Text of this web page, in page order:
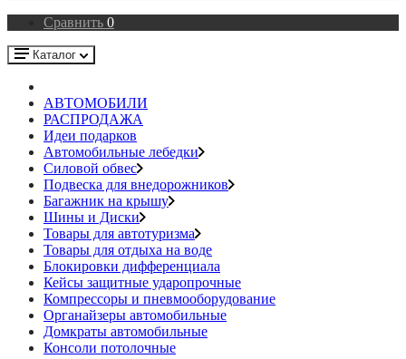
Сравнить 0
Каталог
АВТОМОБИЛИ
РАСПРОДАЖА
Идеи подарков
Автомобильные лебедки
Силовой обвес
Подвеска для внедорожников
Багажник на крышу
Шины и Диски
Товары для автотуризма
Товары для отдыха на воде
Блокировки дифференциала
Кейсы защитные ударопрочные
Компрессоры и пневмооборудование
Органайзеры автомобильные
Домкраты автомобильные
Консоли потолочные